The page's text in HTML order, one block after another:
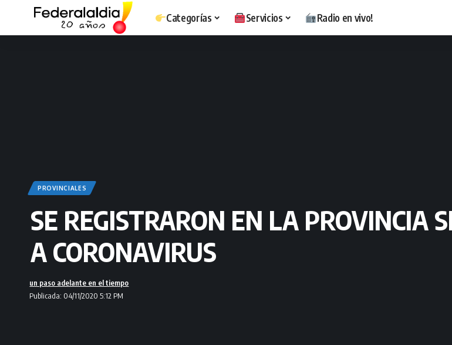
Categorías Servicios Radio en vivo!
PROVINCIALES
SE REGISTRARON EN LA PROVINCIA
A CORONAVIRUS
Publicada: 04/11/2020 5:12 PM
un paso adelante en el tiempo